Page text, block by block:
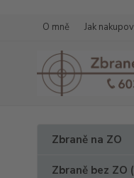
O mně Jak
Zbraně na ZO
Zbraně bez ZO